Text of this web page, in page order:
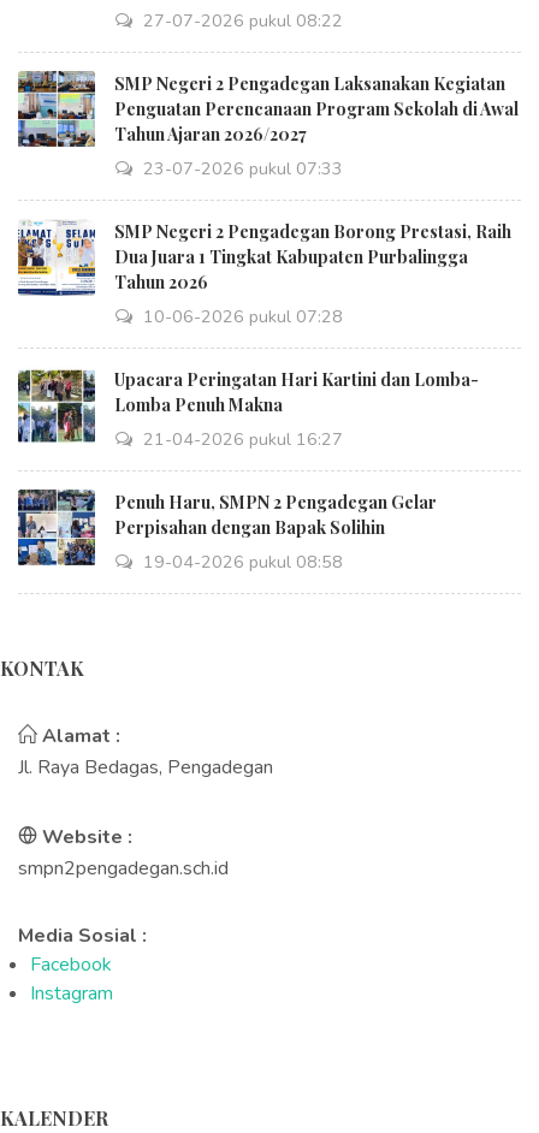
27-07-2026 pukul 08:22
SMP Negeri 2 Pengadegan Laksanakan Kegiatan
Penguatan Perencanaan Program Sekolah di Awal
Tahun Ajaran 2026/2027
23-07-2026 pukul 07:33
SMP Negeri 2 Pengadegan Borong Prestasi, Raih
Dua Juara 1 Tingkat Kabupaten Purbalingga
Tahun 2026
10-06-2026 pukul 07:28
Upacara Peringatan Hari Kartini dan Lomba-
Lomba Penuh Makna
21-04-2026 pukul 16:27
Penuh Haru, SMPN 2 Pengadegan Gelar
Perpisahan dengan Bapak Solihin
19-04-2026 pukul 08:58
KONTAK
Alamat :
Jl. Raya Bedagas, Pengadegan
Website :
smpn2pengadegan.sch.id
Media Sosial :
Facebook
Instagram
KALENDER